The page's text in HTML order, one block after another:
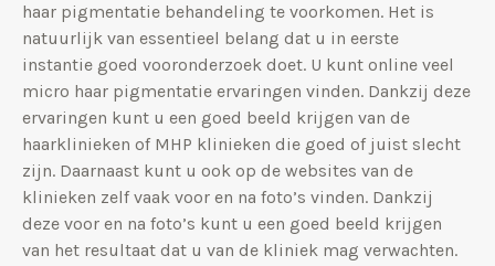
haar pigmentatie behandeling te voorkomen. Het is
natuurlijk van essentieel belang dat u in eerste
instantie goed vooronderzoek doet. U kunt online veel
micro haar pigmentatie ervaringen vinden. Dankzij deze
ervaringen kunt u een goed beeld krijgen van de
haarklinieken of MHP klinieken die goed of juist slecht
zijn. Daarnaast kunt u ook op de websites van de
klinieken zelf vaak voor en na foto’s vinden. Dankzij
deze voor en na foto’s kunt u een goed beeld krijgen
van het resultaat dat u van de kliniek mag verwachten.